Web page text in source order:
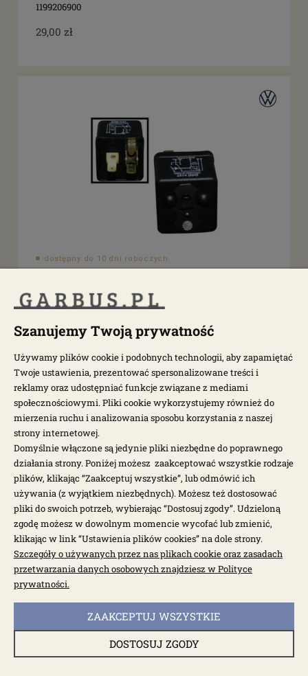
1199206900
29,00 zł
dostępny do 10 dni roboczych
Przekaźnik świateł drogowych 12V 5 pinów T1
8199200103
dostępne: 5 szt.
Przekaźnik świec żarowych 12V, 70A T4 2.5TDI
25,00 zł
Szanujemy Twoją prywatność
Używamy plików cookie i podobnych technologii, aby zapamiętać
Twoje ustawienia, prezentować spersonalizowane treści i
reklamy oraz udostępniać funkcje związane z mediami
społecznościowymi. Pliki cookie wykorzystujemy również do
mierzenia ruchu i analizowania sposobu korzystania z naszej
strony internetowej.
Domyślnie włączone są jedynie pliki niezbędne do poprawnego
działania strony. Poniżej możesz zaakceptować wszystkie rodzaje
plików, klikając “Zaakceptuj wszystkie”, lub odmówić ich
używania (z wyjątkiem niezbędnych). Możesz też dostosować
pliki do swoich potrzeb, wybierając “Dostosuj zgody”. Udzieloną
zgodę możesz w dowolnym momencie wycofać lub zmienić,
klikając w link “Ustawienia plików cookies” na dole strony.
Szczegóły o używanych przez nas plikach cookie oraz zasadach
przetwarzania danych osobowych znajdziesz w Polityce
prywatności.
DOSTOSUJ ZGODY
ZAAKCEPTUJ WSZYSTKIE